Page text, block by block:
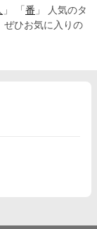
」 「 番 」 人気のタ
ぜひお気に入りの